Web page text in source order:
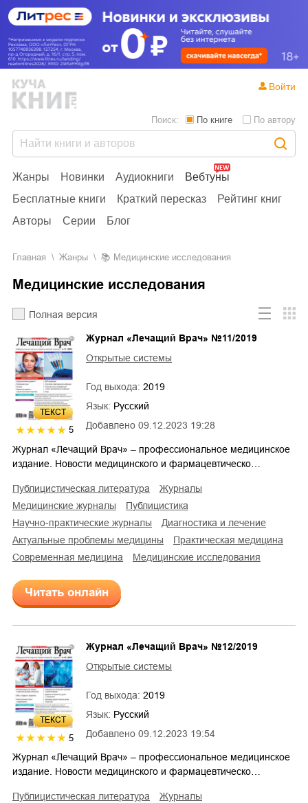
Жанры Новинки Аудиокниги
Вебтуны
Бесплатные книги
Краткий пересказ
Рейтинг книг
Авторы
Серии Блог
Поиск: По книге По автору
Войти
Главная Жанры Медицинские исследования
Медицинские исследования
Полная версия
ТЕКСТ
5 Добавлено 09.12.2023 19:28
Журнал «Лечащий Врач» №11/2019
Открытые системы
Год выхода: 2019
Язык: Русский
Журнал «Лечащий Врач» – профессиональное медицинское
издание. Новости медицинского и фармацевтическо…
публицистическая литература
журналы
медицинские журналы
публицистика
научно-практические журналы
диагностика и лечение
актуальные проблемы медицины
практическая медицина
современная медицина
медицинские исследования
Читать онлайн
ТЕКСТ
5 Добавлено 09.12.2023 19:54
Журнал «Лечащий Врач» №12/2019
Открытые системы
Год выхода: 2019
Язык: Русский
Журнал «Лечащий Врач» – профессиональное медицинское
издание. Новости медицинского и фармацевтическо…
публицистическая литература
журналы